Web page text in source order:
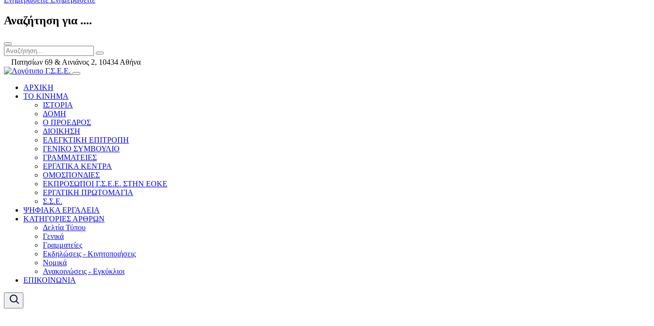
Αναζήτηση για ....
Πατησίων 69 & Αινιάνος 2, 10434 Αθήνα
ΑΡΧΙΚΗ
ΤΟ ΚΙΝΗΜΑ
ΙΣΤΟΡΙΑ
ΔΟΜΗ
Ο ΠΡΟΕΔΡΟΣ
ΔΙΟΙΚΗΣΗ
ΕΛΕΓΚΤΙΚΗ ΕΠΙΤΡΟΠΗ
ΓΕΝΙΚΟ ΣΥΜΒΟΥΛΙΟ
ΓΡΑΜΜΑΤΕΙΕΣ
ΕΡΓΑΤΙΚΑ ΚΕΝΤΡΑ
ΟΜΟΣΠΟΝΔΙΕΣ
ΕΚΠΡΟΣΩΠΟΙ Γ.Σ.Ε.Ε. ΣΤΗΝ ΕΟΚΕ
ΕΡΓΑΤΙΚΗ ΠΡΩΤΟΜΑΓΙΑ
Σ.Σ.Ε.
ΨΗΦΙΑΚΑ ΕΡΓΑΛΕΙΑ
ΚΑΤΗΓΟΡΙΕΣ ΑΡΘΡΩΝ
Δελτία Τύπου
Γενικά
Γραμματείες
Εκδηλώσεις - Κινητοποιήσεις
Νομικά
Ανακοινώσεις - Εγκύκλιοι
ΕΠΙΚΟΙΝΩΝΙΑ